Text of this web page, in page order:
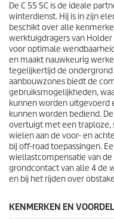
De C 55 SC is de ideale
winterdienst. Hij is in zijn
beschikt over alle
werktuigdragers van
voor optimale
en maakt nauwkeurig
tegelijkertijd de
aanbouwzones biedt de
gebruiksmogelijkheden,
kunnen worden uitgevoerd
kunnen worden bediend.
overtuigt met een traploze,
wielen aan de voor- en
bij off-road toepassingen.
wiellastcompensatie van
grondcontact van alle 4 de
en bij het rijden over
KENMERKEN EN